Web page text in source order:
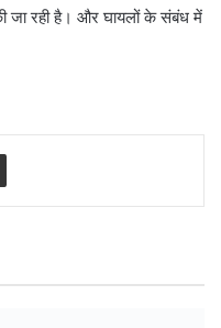
जा रही है। और घायलों के संबंध में